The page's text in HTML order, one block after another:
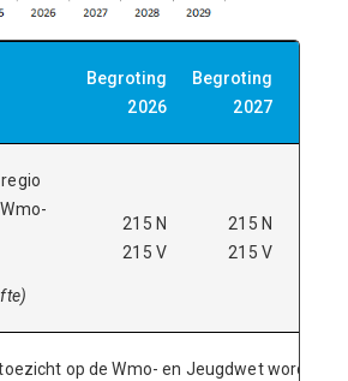
Begroting
2026
Begroting
2027
215 N
215 V
215 N
215 V
op de Wmo- en Jeugdwet wordt er